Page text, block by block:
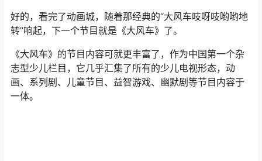
好的，看完了动画城，随着那经典的“大风车吱呀吱哟哟地
转”响起，下一个节目就是《大风车》了。
《大风车》的节目内容可就更丰富了，作为中国第一个杂
志型少儿栏目，它几乎汇集了所有的少儿电视形态，动
画、系列剧、儿童节目、益智游戏、幽默剧等节目内容于
一体。